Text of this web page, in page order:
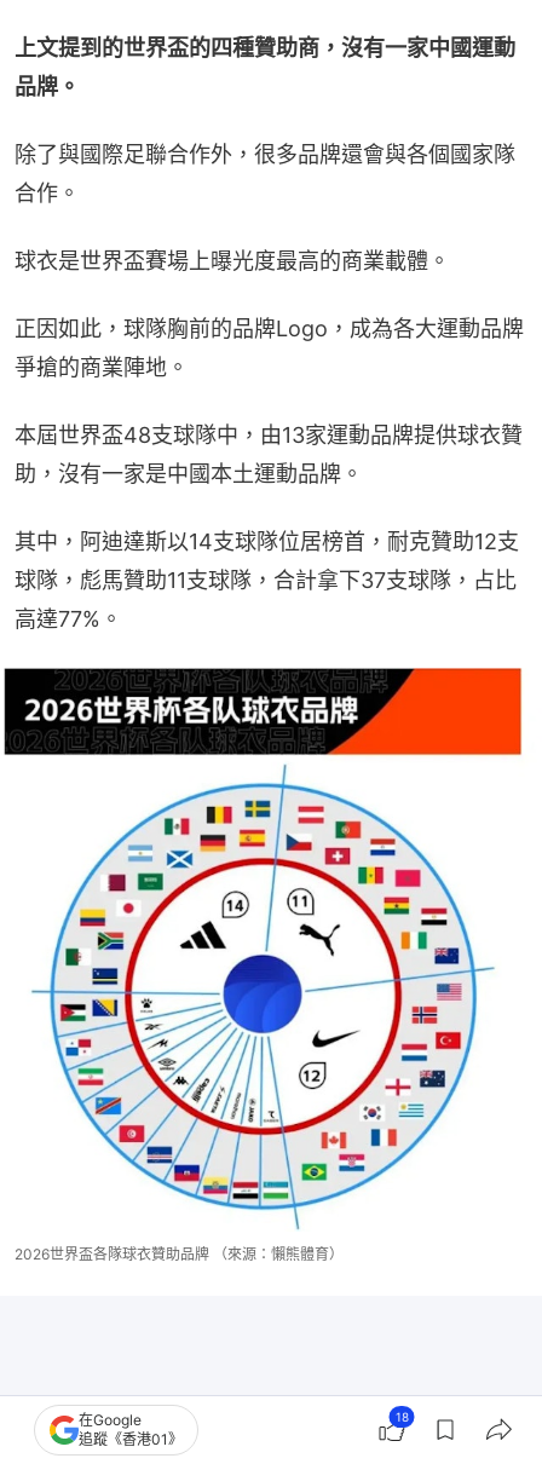
上文提到的世界盃的四種贊助商，沒有一家中國運動
品牌。
除了與國際足聯合作外，很多品牌還會與各個國家隊
合作。
球衣是世界盃賽場上曝光度最高的商業載體。
正因如此，球隊胸前的品牌Logo，成為各大運動品牌
爭搶的商業陣地。
本屆世界盃48支球隊中，由13家運動品牌提供球衣贊
助，沒有一家是中國本土運動品牌。
其中，阿迪達斯以14支球隊位居榜首，耐克贊助12支
球隊，彪馬贊助11支球隊，合計拿下37支球隊，占比
高達77%。
2026世界盃各隊球衣贊助品牌 （來源：懶熊體育）
在Google
追蹤《香港01》
18